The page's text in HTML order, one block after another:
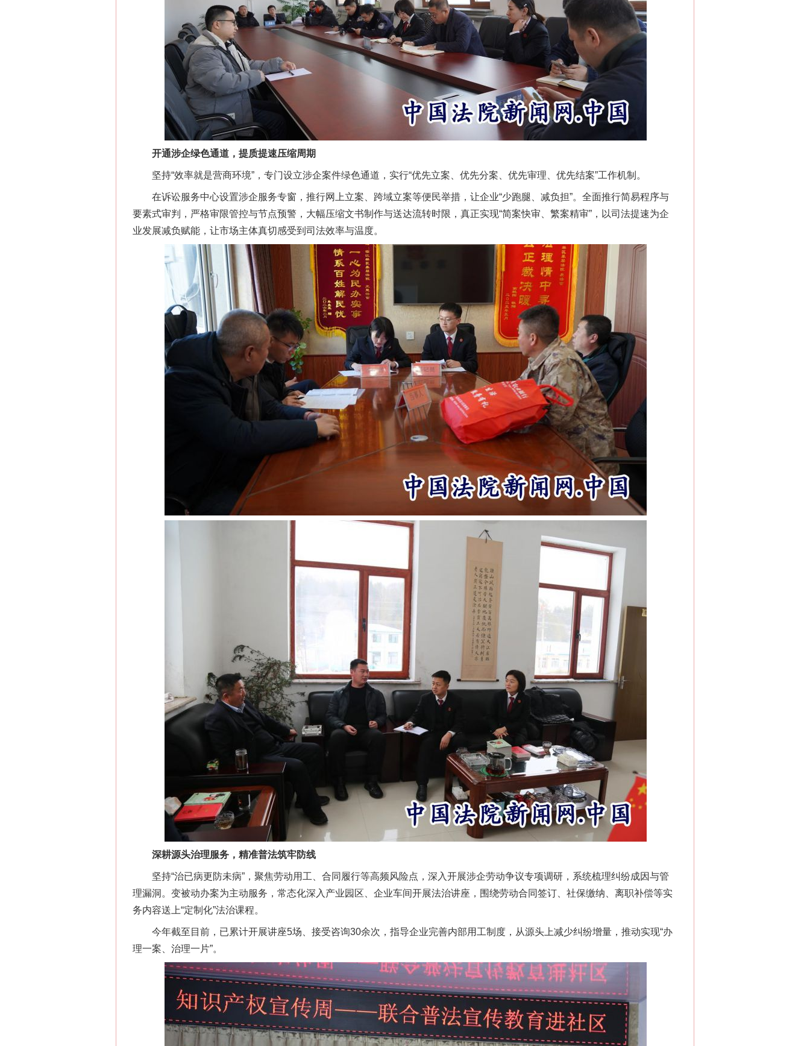
开通涉企绿色通道，提质提速压缩周期
坚持“效率就是营商环境”，专门设立涉企案件绿色通道，实行“优先立案、优先分案、优先审理、优先结案”工作机制。
在诉讼服务中心设置涉企服务专窗，推行网上立案、跨域立案等便民举措，让企业“少跑腿、减负担”。全面推行简易程序与
要素式审判，严格审限管控与节点预警，大幅压缩文书制作与送达流转时限，真正实现“简案快审、繁案精审”，以司法提速为企
业发展减负赋能，让市场主体真切感受到司法效率与温度。
深耕源头治理服务，精准普法筑牢防线
坚持“治已病更防未病”，聚焦劳动用工、合同履行等高频风险点，深入开展涉企劳动争议专项调研，系统梳理纠纷成因与管
理漏洞。变被动办案为主动服务，常态化深入产业园区、企业车间开展法治讲座，围绕劳动合同签订、社保缴纳、离职补偿等实
务内容送上“定制化”法治课程。
今年截至目前，已累计开展讲座5场、接受咨询30余次，指导企业完善内部用工制度，从源头上减少纠纷增量，推动实现“办
理一案、治理一片”。
网上购药对药下症？
茶叶“炒上天”
“神药”背后的真相